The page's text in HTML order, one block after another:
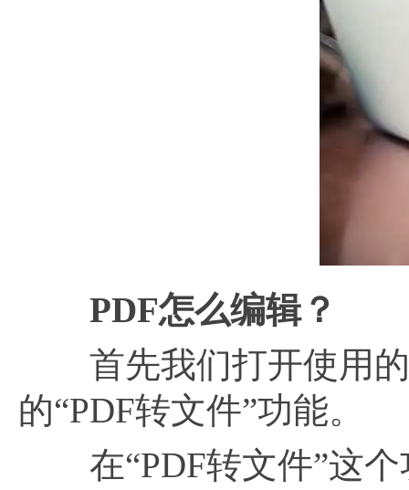
PDF怎么编辑？
首先我们打开使用的
的“PDF转文件”功能。
在“PDF转文件”这个